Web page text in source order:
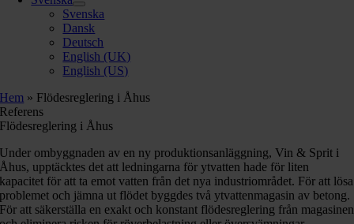
Svenska
Dansk
Deutsch
English (UK)
English (US)
Hem » Flödesreglering i Åhus
Referens
Flödesreglering i Åhus
Under ombyggnaden av en ny produktionsanläggning, Vin & Sprit i
Åhus, upptäcktes det att ledningarna för ytvatten hade för liten
kapacitet för att ta emot vatten från det nya industriområdet. För att lösa
problemet och jämna ut flödet byggdes två ytvattenmagasin av betong.
För att säkerställa en exakt och konstant flödesreglering från magasinen